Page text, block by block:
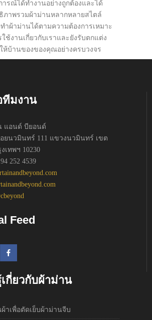
ารณ์ได้ทำงานอย่างถูกต้องและได้
ภาพรวมผ้าม่านหลากหลายสไตล์
ำผ้าม่านได้ตามความต้องการเหมาะ
ช้งานเกี่ยวกับเราและยังรับตกแต่ง
ห้บ้านของของคุณอย่างครบวงจร
มงาน
แอนด์ บียอนด์
อยนวมินทร์ 111 แขวงนวมินทร์ เขต
เทพฯ 10230
252 4539
Feed
เกี่ยวกับผ้าม่าน
าเพื่อตัดเย็บผ้าม่านจีบ